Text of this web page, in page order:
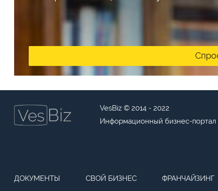
VesBiz © 2014 - 2022
Информационный бизнес-портал
ДОКУМЕНТЫ СВОЙ БИЗНЕС ФРАНЧАЙЗИНГ